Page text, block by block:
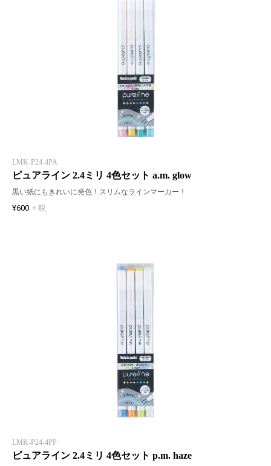
LMK-P24-4PA
ピュアライン 2.4ミリ 4色セット a.m. glow
黒い紙にもきれいに発色！スリムなラインマーカー！
¥600 + 税
LMK-P24-4PP
ピュアライン 2.4ミリ 4色セット p.m. haze